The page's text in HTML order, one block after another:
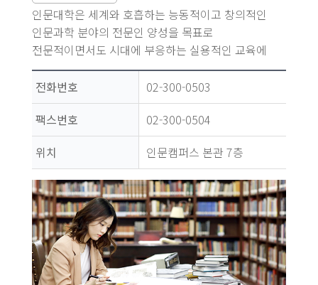
인문대학은 세계와 호흡하는 능동적이고 창의적인
인문과학 분야의 전문인 양성을 목표로
전문적이면서도 시대에 부응하는 실용적인 교육에
주력하고 있습니다.
전화번호
02-300-0503
팩스번호
02-300-0504
위치
인문캠퍼스 본관 7층